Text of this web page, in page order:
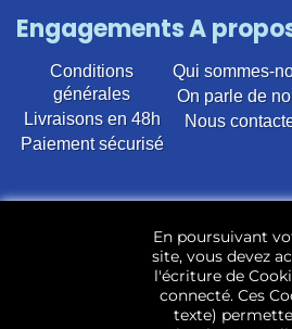
Engagements
Conditions
générales
Livraisons en 48h
Paiement sécurisé
A
Qui sommes-
On parle de
Nous
d’occasion pour toutes
22 400 références (Lave-
vaisselle, Micro-ondes, Fours,
cuisson, Réfrigérateurs,
En poursuivant
site, vous devez
l'écriture de
connecté. Ces
texte)